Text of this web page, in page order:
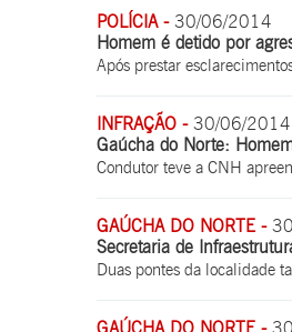
POLÍCIA - 30/06/2014
Homem é detido por
Após prestar
INFRAÇÃO - 30/06/2014
Gaúcha do Norte:
Condutor teve a CNH
GAÚCHA DO NORTE -
Secretaria de
Duas pontes da localidade